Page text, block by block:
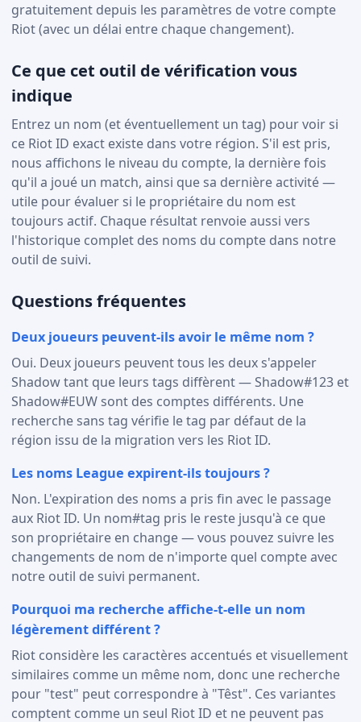
gratuitement depuis les paramètres de votre compte
Riot (avec un délai entre chaque changement).
Ce que cet outil de vérification vous
indique
Entrez un nom (et éventuellement un tag) pour voir si
ce Riot ID exact existe dans votre région. S'il est pris,
nous affichons le niveau du compte, la dernière fois
qu'il a joué un match, ainsi que sa dernière activité —
utile pour évaluer si le propriétaire du nom est
toujours actif. Chaque résultat renvoie aussi vers
l'historique complet des noms du compte dans notre
outil de suivi.
Questions fréquentes
Deux joueurs peuvent-ils avoir le même nom ?
Oui. Deux joueurs peuvent tous les deux s'appeler
Shadow tant que leurs tags diffèrent — Shadow#123 et
Shadow#EUW sont des comptes différents. Une
recherche sans tag vérifie le tag par défaut de la
région issu de la migration vers les Riot ID.
Les noms League expirent-ils toujours ?
Non. L'expiration des noms a pris fin avec le passage
aux Riot ID. Un nom#tag pris le reste jusqu'à ce que
son propriétaire en change — vous pouvez suivre les
changements de nom de n'importe quel compte avec
notre outil de suivi permanent.
Pourquoi ma recherche affiche-t-elle un nom
légèrement différent ?
Riot considère les caractères accentués et visuellement
similaires comme un même nom, donc une recherche
pour "test" peut correspondre à "Têst". Ces variantes
comptent comme un seul Riot ID et ne peuvent pas